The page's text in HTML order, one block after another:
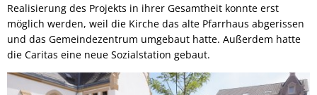
Realisierung des Projekts in ihrer Gesamtheit konnte erst
möglich werden, weil die Kirche das alte Pfarrhaus abgerissen
und das Gemeindezentrum umgebaut hatte. Außerdem hatte
die Caritas eine neue Sozialstation gebaut.